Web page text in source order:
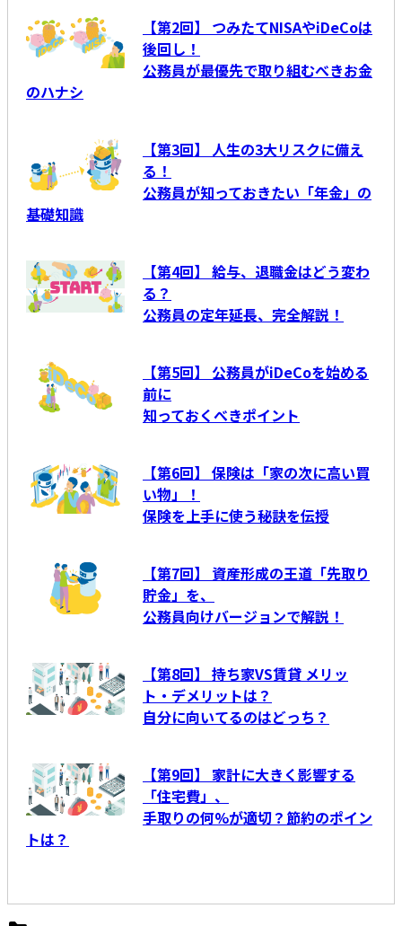
【第2回】 つみたてNISAやiDeCoは
後回し！
公務員が最優先で取り組むべきお金
のハナシ
【第3回】 人生の3大リスクに備え
る！
公務員が知っておきたい「年金」の
基礎知識
【第4回】 給与、退職金はどう変わ
る？
公務員の定年延長、完全解説！
【第5回】 公務員がiDeCoを始める
前に
知っておくべきポイント
【第6回】 保険は「家の次に高い買
い物」！
保険を上手に使う秘訣を伝授
【第7回】 資産形成の王道「先取り
貯金」を、
公務員向けバージョンで解説！
【第8回】 持ち家VS賃貸 メリッ
ト・デメリットは？
自分に向いてるのはどっち？
【第9回】 家計に大きく影響する
「住宅費」、
手取りの何%が適切？節約のポイン
トは？